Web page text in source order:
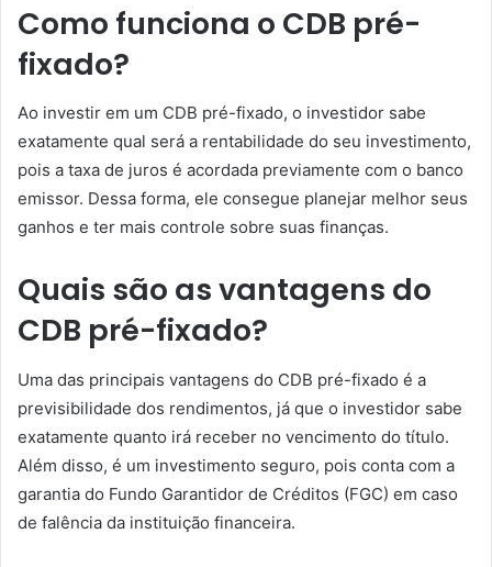
Como funciona o CDB pré-
fixado?
Ao investir em um CDB pré-fixado, o investidor sabe
exatamente qual será a rentabilidade do seu investimento,
pois a taxa de juros é acordada previamente com o banco
emissor. Dessa forma, ele consegue planejar melhor seus
ganhos e ter mais controle sobre suas finanças.
Quais são as vantagens do
CDB pré-fixado?
Uma das principais vantagens do CDB pré-fixado é a
previsibilidade dos rendimentos, já que o investidor sabe
exatamente quanto irá receber no vencimento do título.
Além disso, é um investimento seguro, pois conta com a
garantia do Fundo Garantidor de Créditos (FGC) em caso
de falência da instituição financeira.